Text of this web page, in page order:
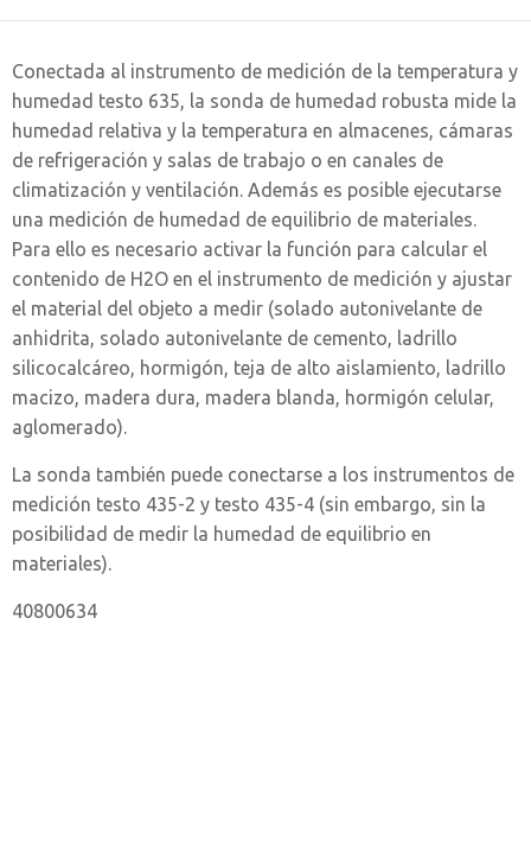
Conectada al instrumento de medición de la temperatura y
humedad testo 635, la sonda de humedad robusta mide la
humedad relativa y la temperatura en almacenes, cámaras
de refrigeración y salas de trabajo o en canales de
climatización y ventilación. Además es posible ejecutarse
una medición de humedad de equilibrio de materiales.
Para ello es necesario activar la función para calcular el
contenido de H2O en el instrumento de medición y ajustar
el material del objeto a medir (solado autonivelante de
anhidrita, solado autonivelante de cemento, ladrillo
silicocalcáreo, hormigón, teja de alto aislamiento, ladrillo
macizo, madera dura, madera blanda, hormigón celular,
aglomerado).
La sonda también puede conectarse a los instrumentos de
medición testo 435-2 y testo 435-4 (sin embargo, sin la
posibilidad de medir la humedad de equilibrio en
materiales).
40800634